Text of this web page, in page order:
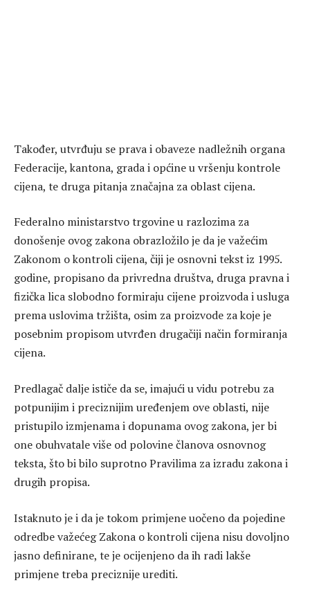
Također, utvrđuju se prava i obaveze nadležnih organa
Federacije, kantona, grada i općine u vršenju kontrole
cijena, te druga pitanja značajna za oblast cijena.
Federalno ministarstvo trgovine u razlozima za
donošenje ovog zakona obrazložilo je da je važećim
Zakonom o kontroli cijena, čiji je osnovni tekst iz 1995.
godine, propisano da privredna društva, druga pravna i
fizička lica slobodno formiraju cijene proizvoda i usluga
prema uslovima tržišta, osim za proizvode za koje je
posebnim propisom utvrđen drugačiji način formiranja
cijena.
Predlagač dalje ističe da se, imajući u vidu potrebu za
potpunijim i preciznijim uređenjem ove oblasti, nije
pristupilo izmjenama i dopunama ovog zakona, jer bi
one obuhvatale više od polovine članova osnovnog
teksta, što bi bilo suprotno Pravilima za izradu zakona i
drugih propisa.
Istaknuto je i da je tokom primjene uočeno da pojedine
odredbe važećeg Zakona o kontroli cijena nisu dovoljno
jasno definirane, te je ocijenjeno da ih radi lakše
primjene treba preciznije urediti.